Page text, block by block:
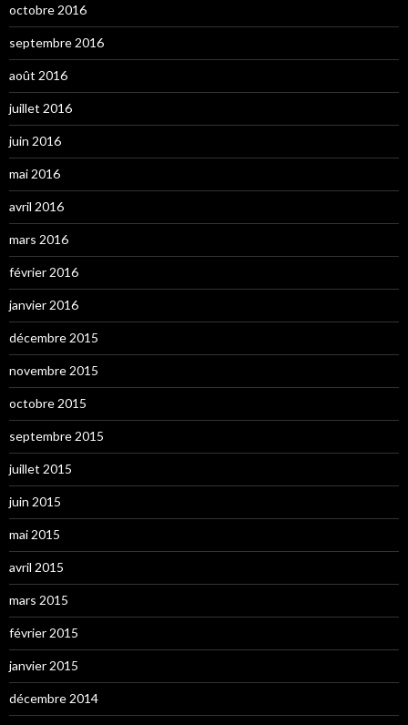
octobre 2016
septembre 2016
août 2016
juillet 2016
juin 2016
mai 2016
avril 2016
mars 2016
février 2016
janvier 2016
décembre 2015
novembre 2015
octobre 2015
septembre 2015
juillet 2015
juin 2015
mai 2015
avril 2015
mars 2015
février 2015
janvier 2015
décembre 2014